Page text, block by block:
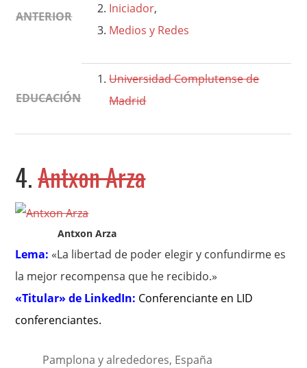
ANTERIOR
Iniciador,
Medios y Redes
EDUCACIÓN
Universidad Complutense de
Madrid
4.Antxon Arza
Antxon Arza
Lema: «La libertad de poder elegir y confundirme es
la mejor recompensa que he recibido.»
«Titular» de LinkedIn: Conferenciante en LID
conferenciantes.
Pamplona y alrededores, España